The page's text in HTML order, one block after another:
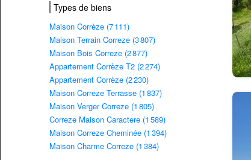
Types de biens
Maison Corrèze (7 111)
Maison Terrain Correze (3 807)
Maison Bois Correze (2 877)
Appartement Corrèze T2 (2 274)
Appartement Corrèze (2 230)
Maison Correze Terrasse (1 837)
Maison Verger Correze (1 805)
Correze Maison Caractere (1 589)
Maison Correze Cheminée (1 394)
Maison Charme Correze (1 384)